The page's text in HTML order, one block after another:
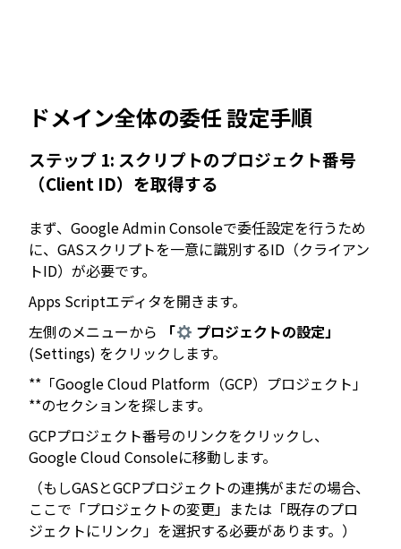
ドメイン全体の委任 設定手順
ステップ 1: スクリプトのプロジェクト番号
（Client ID）を取得する
まず、Google Admin Consoleで委任設定を行うため
に、GASスクリプトを一意に識別するID（クライアン
トID）が必要です。
Apps Scriptエディタを開きます。
左側のメニューから
「
プロジェクトの設定」
(Settings) をクリックします。
**「Google Cloud Platform（GCP）プロジェクト」
**のセクションを探します。
GCPプロジェクト番号のリンクをクリックし、
Google Cloud Consoleに移動します。
（もしGASとGCPプロジェクトの連携がまだの場合、
ここで「プロジェクトの変更」または「既存のプロ
ジェクトにリンク」を選択する必要があります。）